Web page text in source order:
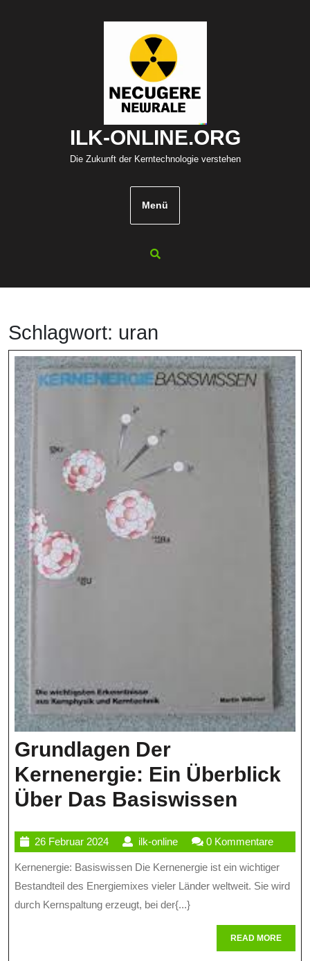
ILK-ONLINE.ORG
Die Zukunft der Kerntechnologie verstehen
Menü
Schlagwort: uran
Grundlagen Der
Kernenergie: Ein Überblick
Über Das Basiswissen
Ein
Über
Das
26 Februar 202426
Februar
2024
ilk-onlineilk-
online
0 Kommentare
Kernenergie: Basiswissen Die Kernenergie ist ein wichtiger
Bestandteil des Energiemixes vieler Länder weltweit. Sie wird
durch Kernspaltung erzeugt, bei der{...}
READ MOREREAD
MORE